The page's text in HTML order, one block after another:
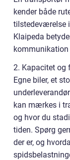
kender både
tilstedeværelse
Klaipeda
2. Kapacitet og
Egne biler, et
kan mærkes i
og hvor du
tiden. Spørg
der er, og